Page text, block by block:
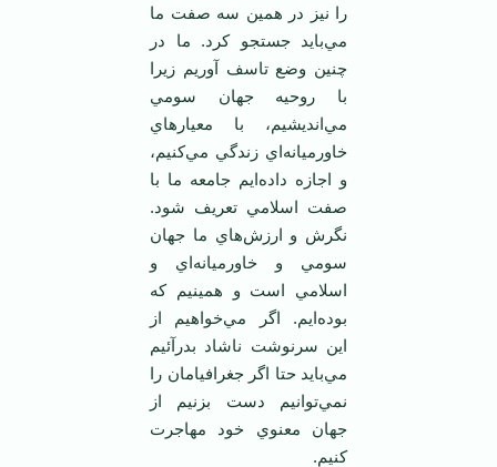
را نيز در همين سه صفت ما
مي‌بايد جستجو کرد. ما در
چنين وضع تاسف آوريم زيرا
با روحيه جهان سومي
مي‌انديشيم، با معيارهاي
خاورميانه‌اي زندگي مي‌کنيم،
و اجازه داده‌ايم جامعه ما با
صفت اسلامي تعريف شود.
نگرش و ارزش‌هاي ما جهان
سومي و خاورميانه‌اي و
اسلامي است و همينيم که
بوده‌ايم. اگر مي‌خواهيم از
اين سرنوشت ناشاد بدرآئيم
مي‌بايد حتا اگر جغرافيامان را
نمي‌توانيم دست بزنيم از
جهان معنوي خود مهاجرت
کنيم.